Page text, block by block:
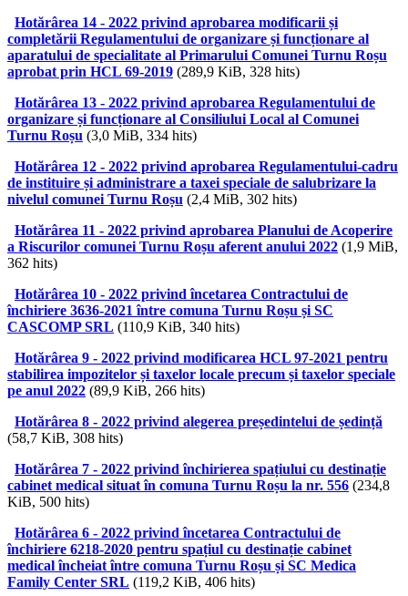
Hotărârea 14 - 2022 privind aprobarea modificarii și
completării Regulamentului de organizare și funcționare al
aparatului de specialitate al Primarului Comunei Turnu Roșu
aprobat prin HCL 69-2019 (289,9 KiB, 328 hits)
Hotărârea 13 - 2022 privind aprobarea Regulamentului de
organizare și funcționare al Consiliului Local al Comunei
Turnu Roșu (3,0 MiB, 334 hits)
Hotărârea 12 - 2022 privind aprobarea Regulamentului-cadru
de instituire și administrare a taxei speciale de salubrizare la
nivelul comunei Turnu Roșu (2,4 MiB, 302 hits)
Hotărârea 11 - 2022 privind aprobarea Planului de Acoperire
a Riscurilor comunei Turnu Roșu aferent anului 2022 (1,9 MiB,
362 hits)
Hotărârea 10 - 2022 privind încetarea Contractului de
închiriere 3636-2021 între comuna Turnu Roșu și SC
CASCOMP SRL (110,9 KiB, 340 hits)
Hotărârea 9 - 2022 privind modificarea HCL 97-2021 pentru
stabilirea impozitelor și taxelor locale precum și taxelor speciale
pe anul 2022 (89,9 KiB, 266 hits)
Hotărârea 8 - 2022 privind alegerea președintelui de ședință
(58,7 KiB, 308 hits)
Hotărârea 7 - 2022 privind închirierea spațiului cu destinație
cabinet medical situat în comuna Turnu Roșu la nr. 556 (234,8
KiB, 500 hits)
Hotărârea 6 - 2022 privind încetarea Contractului de
închiriere 6218-2020 pentru spațiul cu destinație cabinet
medical încheiat între comuna Turnu Roșu și SC Medica
Family Center SRL (119,2 KiB, 406 hits)